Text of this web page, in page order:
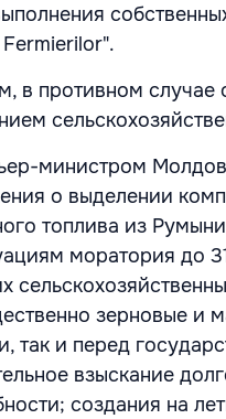
в противном случае
министром
о выделении
топлива из
моратория до
зерновые и
так и перед
взыскание
создания на